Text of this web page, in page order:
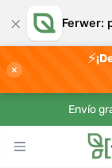
× Ferwer:
×
⚡
Envío